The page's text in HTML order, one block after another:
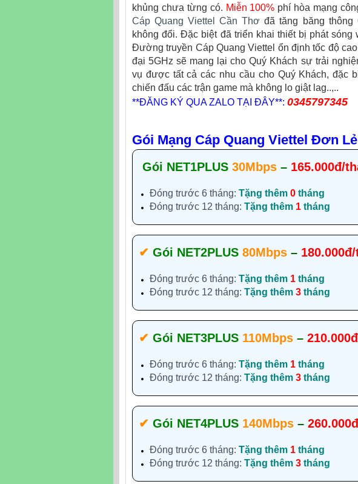
khủng chưa từng có. Miễn 100% phí hòa mạng
Cáp Quang Viettel Cần Thơ đã tăng băng
không đổi. Đặc biệt đã triển khai thiết bị phát sóng
Đường truyền Cáp Quang Viettel ổn định tốc độ
đại 5GHz sẽ mang lại cho Quý Khách sự trải
vụ được tất cả các nhu cầu cho Quý Khách, đặc
chiến đấu các trận game mà không lo giật lag..,..
**ĐĂNG KÝ QUA ZALO TẠI ĐÂY**: 0345797345
Gói Mạng Cáp Quang Viettel Đơn Lẻ
Gói NET1PLUS 30Mbps – 165.000đ/
Đóng trước 6 tháng: Tặng thêm 0 tháng
Đóng trước 12 tháng: Tặng thêm 1 tháng
✔‎ Gói NET2PLUS 80Mbps –
Đóng trước 6 tháng: Tặng thêm 1 tháng
Đóng trước 12 tháng: Tặng thêm 3 tháng
✔‎ Gói NET3PLUS 110Mbps –
Đóng trước 6 tháng: Tặng thêm 1 tháng
Đóng trước 12 tháng: Tặng thêm 3 tháng
✔‎ Gói NET4PLUS 140Mbps –
Đóng trước 6 tháng: Tặng thêm 1 tháng
Đóng trước 12 tháng: Tặng thêm 3 tháng